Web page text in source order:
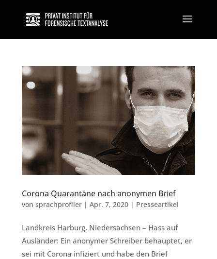
Corona Quarantäne nach anonymen Brief
von sprachprofiler| Apr. 7, 2020| Presseartikel
Landkreis Harburg, Niedersachsen – Hass auf
Ausländer: Ein anonymer Schreiber behauptet, er
sei mit Corona infiziert und habe den Brief